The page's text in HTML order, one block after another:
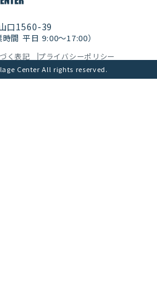
口1560-39
時間 平日 9:00〜17:00）
く表記 プライバシーポリシー
Center All rights reserved.